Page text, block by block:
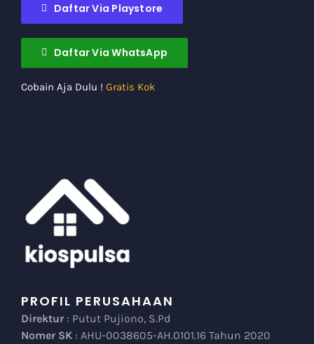
Daftar Via Playstore
Daftar Via WhatsApp
Cobain Aja Dulu ! Gratis Kok
PROFIL PERUSAHAAN
Direktur : Putut Pujiono, S.Pd
Nomer SK : AHU-0038605-AH.0101.16 Tahun 2020